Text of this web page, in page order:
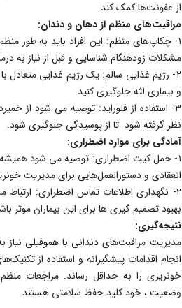
از عفونت‌ها کمک کند.
مراقبت‌های منظم از دهان و دندان:
۱- چکاپ‌های منظم: این افراد باید به طور
مشکلات زودهنگام شناسایی و قبل از نیاز به
۲- رژیم غذایی سالم: یک رژیم غذایی
و بیماری لثه جلوگیری کنید.
۳- استفاده از فلوراید: توصیه می شود از
نظر گرفته شود تا از پوسیدگی جلوگیری شود.
آمادگی برای موارد اضطراری:
۱- حمل کیت اضطراری: توصیه می شود
انعقادی و دستورالعمل‌هایی برای مدیریت
۲- نگهداری اطلاعات تماس اضطراری:
بهبود تصمیم گیری ها برای این بیماران موثر
نتیجه‌گیری:
مدیریت مراقبت‌های دندانی با هموفیلی نیاز
انجام اقدامات پیشگیرانه و استفاده از
خونریزی را به حداقل رساند. مراجعات
وضعیت ، خود کلید حفظ سلامتی هستند.